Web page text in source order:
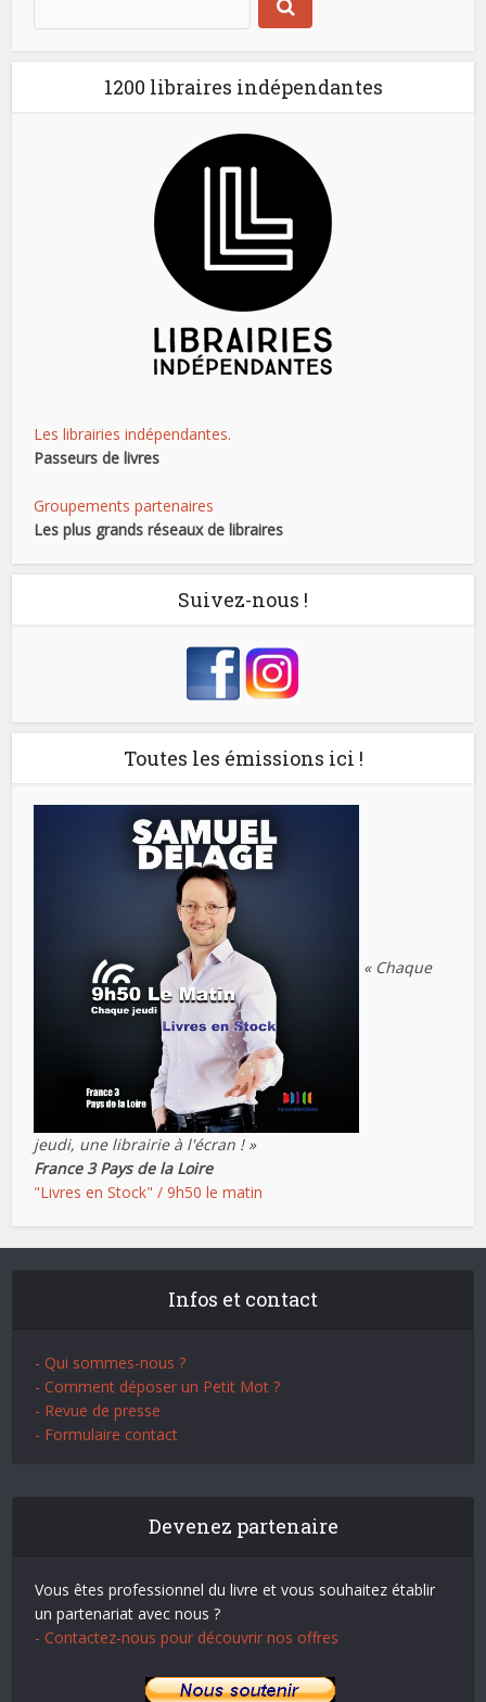
1200 libraires indépendantes
Les librairies indépendantes.
Passeurs de livres
Groupements partenaires
Les plus grands réseaux de libraires
Suivez-nous !
Toutes les émissions ici !
« Chaque
jeudi, une librairie à l'écran ! »
France 3 Pays de la Loire
"Livres en Stock" / 9h50 le matin
Infos et contact
- Qui sommes-nous ?
- Comment déposer un Petit Mot ?
- Revue de presse
- Formulaire contact
Devenez partenaire
Vous êtes professionnel du livre et vous souhaitez établir
un partenariat avec nous ?
- Contactez-nous pour découvrir nos offres